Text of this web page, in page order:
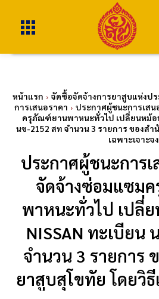
หน้าแรก จัดซื้อจัดจ้างการยาสูบแห่งปร
การเสนอราคา
ประกาศผู้ชนะการเส
ครุภัณฑ์ยานพาหนะทั่วไป เปลี่ยนหม้อ
นข-2152 สท จำนวน 3 รายการ ของสำ
เฉพาะเจาะจง
ประกาศผู้ชนะการเ
จัดจ้างซ่อมแซม
พาหนะทั่วไป เปลี่
NISSAN ทะเบียน
จำนวน 3 รายการ
ยาสูบสุโขทัย โดยวิธี